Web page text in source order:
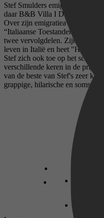
Stef Smulders emigreerde in
daar B&B Villa I Due Padroni
Over zijn emigratieavonturen
“Italiaanse Toestanden - Leven
twee vervolgdelen. Zijn meest
leven in Italië en heet "Het
Stef zich ook toe op het
verschillende keren in de
van de beste van Stef's zeer
grappige, hilarische en soms